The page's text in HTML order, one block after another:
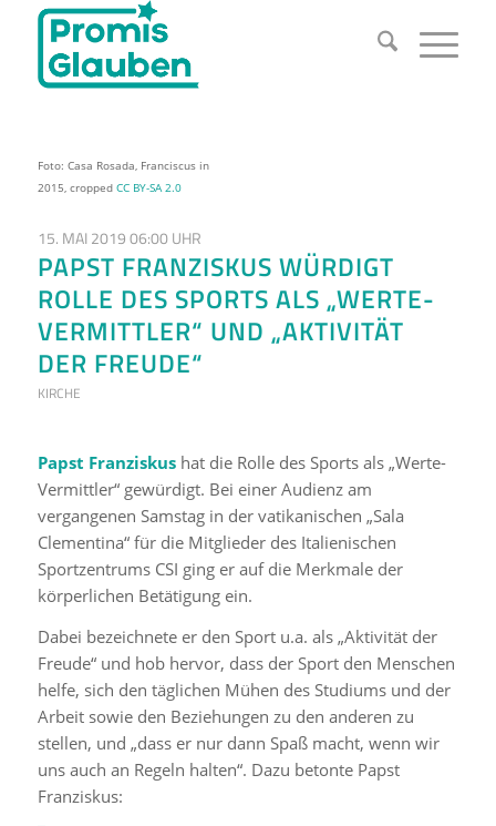
Foto: Casa Rosada, Franciscus in
2015, cropped CC BY-SA 2.0
15. MAI 2019 06:00 UHR
PAPST FRANZISKUS WÜRDIGT
ROLLE DES SPORTS ALS „WERTE-
VERMITTLER“ UND „AKTIVITÄT
DER FREUDE“
KIRCHE
Papst Franziskushat die Rolle des Sports als „Werte-
Vermittler“ gewürdigt. Bei einer Audienz am
vergangenen Samstag in der vatikanischen „Sala
Clementina“ für die Mitglieder des Italienischen
Sportzentrums CSI ging er auf die Merkmale der
körperlichen Betätigung ein.
Dabei bezeichnete er den Sport u.a. als „Aktivität der
Freude“ und hob hervor, dass der Sport den Menschen
helfe, sich den täglichen Mühen des Studiums und der
Arbeit sowie den Beziehungen zu den anderen zu
stellen, und „dass er nur dann Spaß macht, wenn wir
uns auch an Regeln halten“. Dazu betonte Papst
Franziskus: